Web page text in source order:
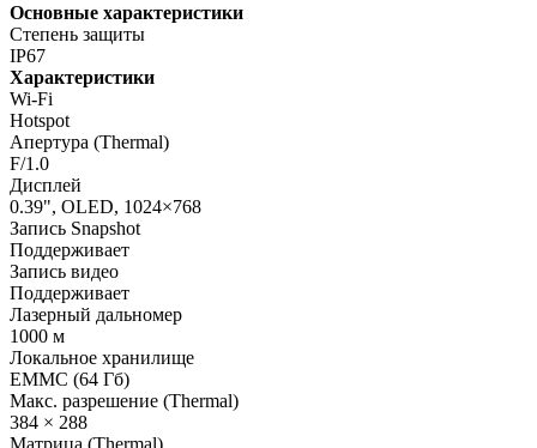
Основные характеристики
Степень защиты
IP67
Характеристики
Wi-Fi
Hotspot
Апертура (Thermal)
F/1.0
Дисплей
0.39", OLED, 1024×768
Запись Snapshot
Поддерживает
Запись видео
Поддерживает
Лазерный дальномер
1000 м
Локальное хранилище
EMMC (64 Гб)
Макс. разрешение (Thermal)
384 × 288
Матрица (Thermal)